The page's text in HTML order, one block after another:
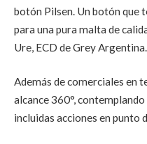
botón Pilsen. Un botón que
para una pura malta de
Ure, ECD de Grey Argentina.
Además de comerciales en
alcance 360°,
incluidas acciones en punto